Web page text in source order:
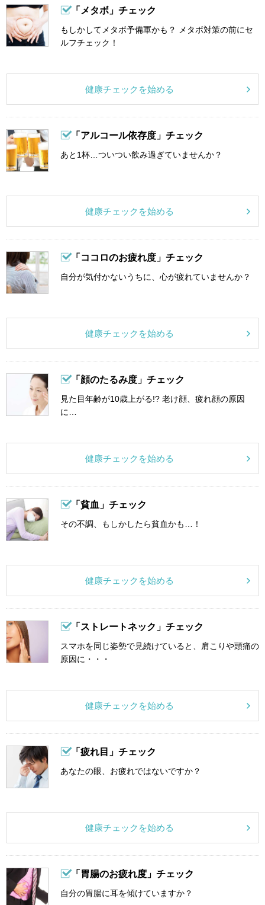
「メタボ」チェック
もしかしてメタボ予備軍かも？ メタボ対策の前にセ
ルフチェック！
健康チェックを始める
「アルコール依存度」チェック
あと1杯…ついつい飲み過ぎていませんか？
健康チェックを始める
「ココロのお疲れ度」チェック
自分が気付かないうちに、心が疲れていませんか？
健康チェックを始める
「顔のたるみ度」チェック
見た目年齢が10歳上がる!? 老け顔、疲れ顔の原因
に…
健康チェックを始める
「貧血」チェック
その不調、もしかしたら貧血かも…！
健康チェックを始める
「ストレートネック」チェック
スマホを同じ姿勢で見続けていると、肩こりや頭痛の
原因に・・・
健康チェックを始める
「疲れ目」チェック
あなたの眼、お疲れではないですか？
健康チェックを始める
「胃腸のお疲れ度」チェック
自分の胃腸に耳を傾けていますか？